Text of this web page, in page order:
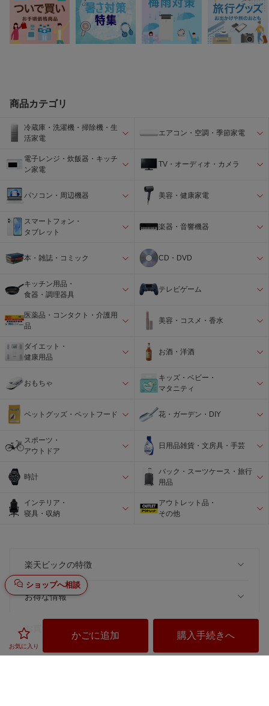
お気に入り
かごに追加 購入手続きへ
ショップへ相談
商品カテゴリ
冷蔵庫・洗濯機・掃除機・生
活家電
エアコン・空調・季節家電
電子レンジ・炊飯器・キッチ
ン家電
TV・オーディオ・カメラ
パソコン・周辺機器 美容・健康家電
スマートフォン・
タブレット
楽器・音響機器
本・雑誌・コミック CD・DVD
キッチン用品・
食器・調理器具
テレビゲーム
医薬品・コンタクト・介護用
品
美容・コスメ・香水
ダイエット・
健康用品
お酒・洋酒
おもちゃ
キッズ・ベビー・
マタニティ
ペットグッズ・ペットフード 花・ガーデン・DIY
スポーツ・
アウトドア
日用品雑貨・文房具・手芸
時計
バック・スーツケース・旅行
用品
インテリア・
寝具・収納
アウトレット品・
その他
楽天ビックの特徴
お得な情報
お買い物